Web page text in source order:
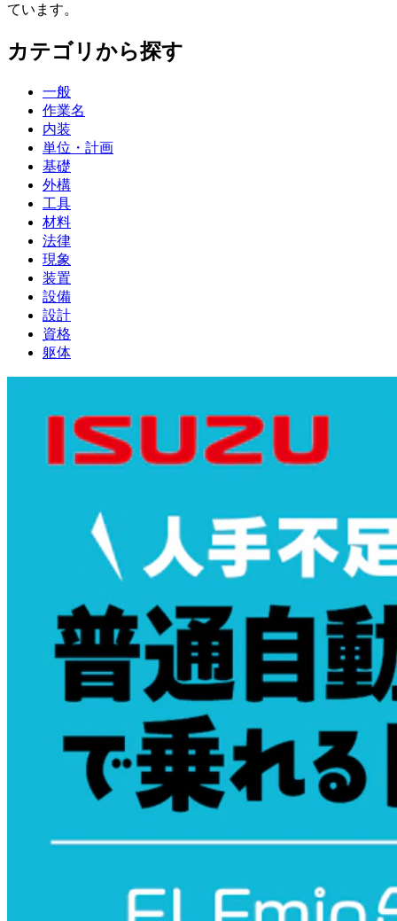
ています。
カテゴリから探す
一般
作業名
内装
単位・計画
基礎
外構
工具
材料
法律
現象
装置
設備
設計
資格
躯体